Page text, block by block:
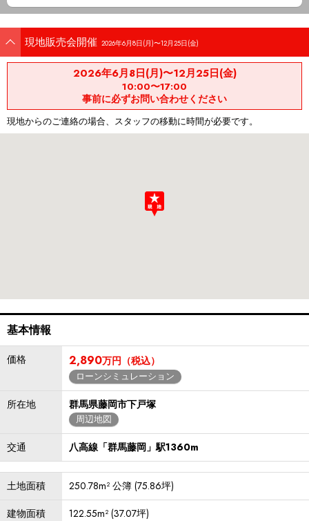
現地販売会開催 2026年6月8日(月)〜12月25日(金)
2026年6月8日(月)〜12月25日(金)
10:00〜17:00
事前に必ずお問い合わせください
現地からのご連絡の場合、スタッフの移動に時間が必要です。
基本情報
価格 2,890万円（税込）
ローンシミュレーション
所在地 群馬県藤岡市下戸塚
周辺地図
交通 八高線「群馬藤岡」駅1360m
土地面積
250.78m² 公簿 (75.86坪)
建物面積
122.55m² (37.07坪)